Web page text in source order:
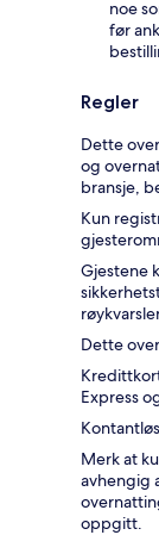
noe
før
Regler
Dette
og
bransje,
Kun
Gjestene
Dette
Express
Merk at
avhengig
oppgitt.